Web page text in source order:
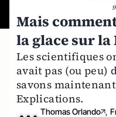
Mais
la glace sur la
Les scientifiques
avait pas (ou peu)
savons
Explications.
Thomas Orlando ,